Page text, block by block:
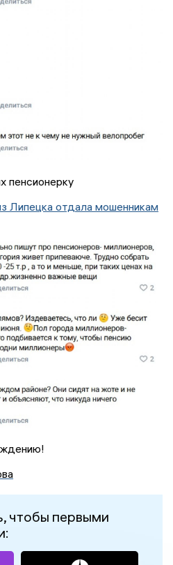
пенсионерку
Липецка отдала мошенникам
чтобы первыми